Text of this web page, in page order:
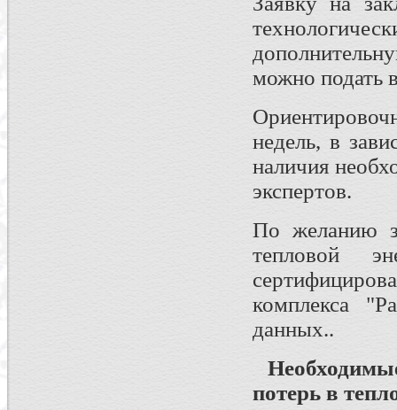
можно подать
недель, в
наличия
экспертов.
По желанию
тепловой
комплекса
данных..
потерь в